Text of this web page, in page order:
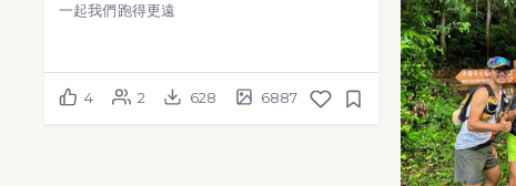
一起我們跑得更遠
4 2 628 6887